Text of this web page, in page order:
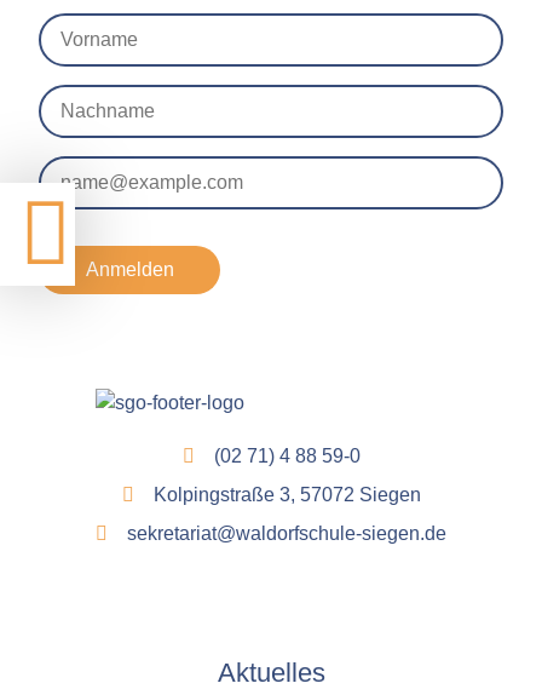
Anmelden
(02 71) 4 88 59-0
Kolpingstraße 3, 57072 Siegen
sekretariat@waldorfschule-siegen.de
Aktuelles